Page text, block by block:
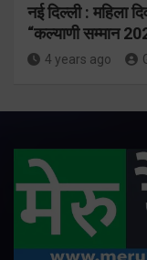
नई दिल्ली : महिला
“कल्याणी सम्मान
4 years ago